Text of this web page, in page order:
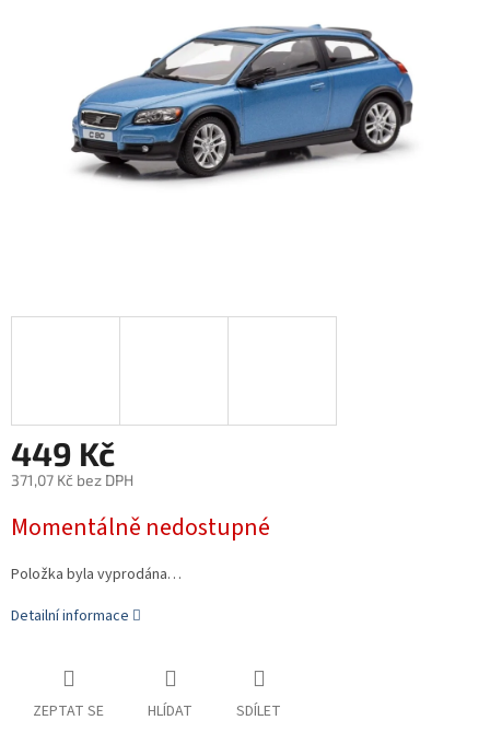
449 Kč
371,07 Kč bez DPH
cena:
Momentálně nedostupné
Položka byla vyprodána…
Detailní informace
ZEPTAT SE HLÍDAT SDÍLET